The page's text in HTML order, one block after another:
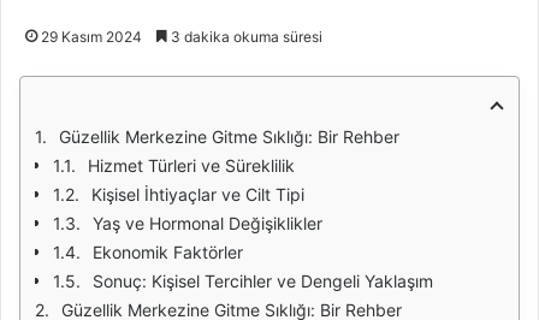
29 Kasım 2024 3 dakika okuma süresi
Güzellik Merkezine Gitme Sıklığı: Bir Rehber
Hizmet Türleri ve Süreklilik
Kişisel İhtiyaçlar ve Cilt Tipi
Yaş ve Hormonal Değişiklikler
Ekonomik Faktörler
Sonuç: Kişisel Tercihler ve Dengeli Yaklaşım
Güzellik Merkezine Gitme Sıklığı: Bir Rehber